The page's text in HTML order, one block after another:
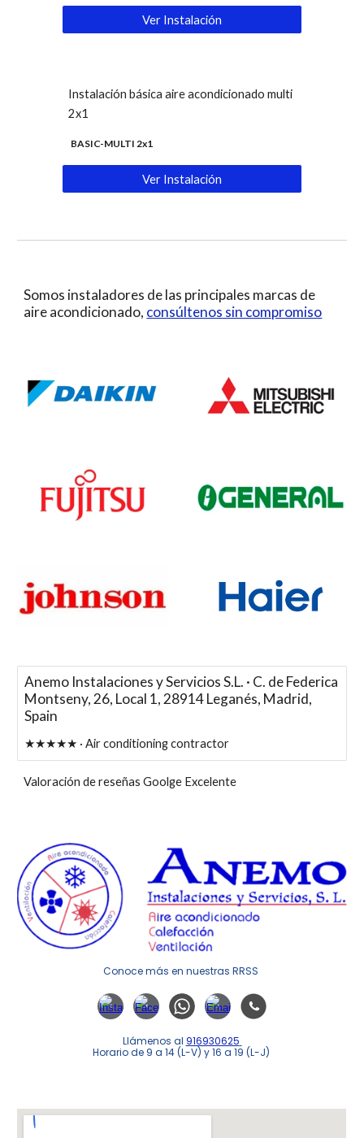
Ver Instalación
Instalación básicaaireacondicionado multi
2x1
BASIC-MULTI 2x1
Ver Instalación
Somos instaladores de las principales marcas de
aire acondicionado, consúltenos sin compromiso
Anemo Instalaciones y Servicios S.L. · C. de Federica
Montseny, 26, Local 1, 28914 Leganés, Madrid,
Spain
★★★★★ · Air conditioning contractor
Valoración de reseñas Goolge Excelente
Conoce más en nuestras RRSS
Llámenos al 916930625
Horario de 9 a 14 (L-V) y 16 a 19 (L-J)